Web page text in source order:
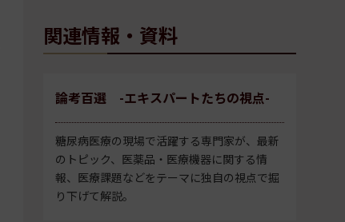
関連情報・資料
論考百選 -エキスパートたちの視点-
糖尿病医療の現場で活躍する専門家が、最新
のトピック、医薬品・医療機器に関する情
報、医療課題などをテーマに独自の視点で掘
り下げて解説。